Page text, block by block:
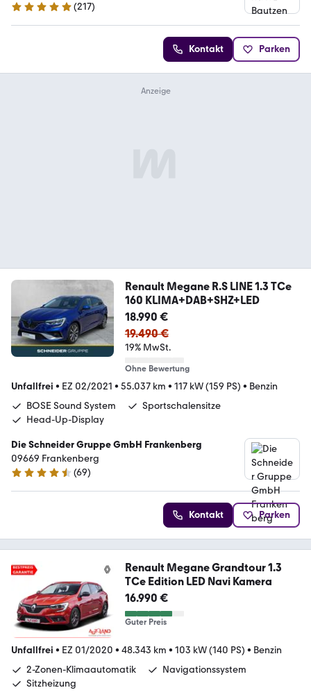
4.8 Sterne
(217)
Kontakt Parken
Renault Megane R.S LINE 1.3 TCe
160 KLIMA+DAB+SHZ+LED
18.990 €
19.490 €
19% MwSt.
Ohne Bewertung
Unfallfrei • EZ 02/2021 • 55.037 km • 117 kW (159 PS) • Benzin
BOSE Sound System
Sportschalensitze
Head-Up-Display
Die Schneider Gruppe GmbH Frankenberg
09669 Frankenberg
4.5 Sterne
(69)
Kontakt Parken
Renault Megane Grandtour 1.3
TCe Edition LED Navi Kamera
16.990 €
Guter Preis
Unfallfrei • EZ 01/2020 • 48.343 km • 103 kW (140 PS) • Benzin
2-Zonen-Klimaautomatik
Navigationssystem
Sitzheizung